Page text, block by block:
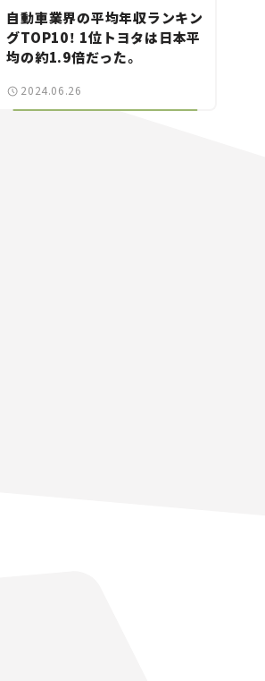
自動車業界の平均年収ランキン
グTOP10！ 1位トヨタは日本平
均の約1.9倍だった。
2024.06.26